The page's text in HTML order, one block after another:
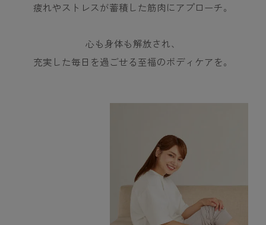
疲れやストレスが蓄積した筋肉にアプローチ。
心も身体も解放され、
充実した毎日を過ごせる至福のボディケアを。